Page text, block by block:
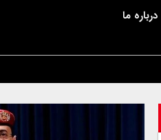
درباره ما